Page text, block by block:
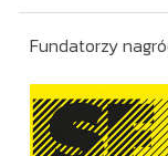
Fundatorzy